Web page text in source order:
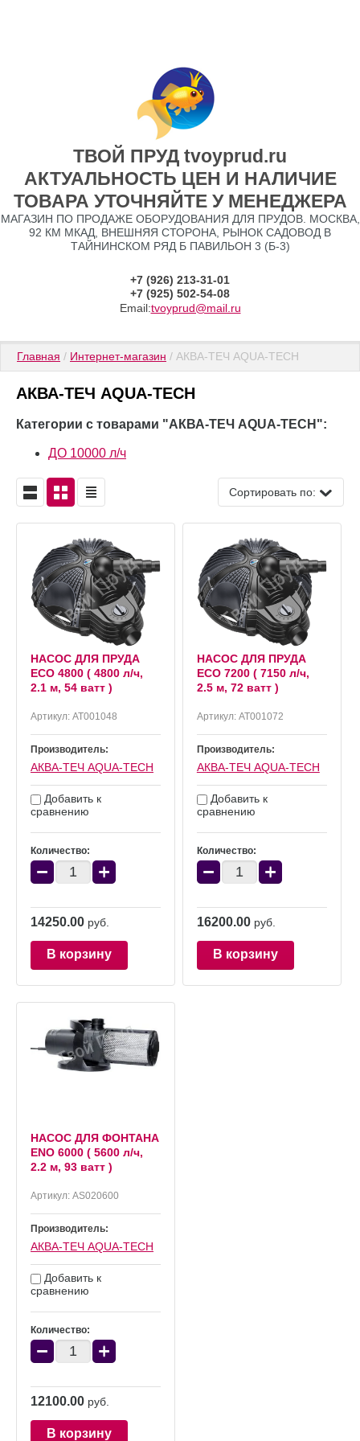
ТВОЙ ПРУД tvoyprud.ru
АКТУАЛЬНОСТЬ ЦЕН И НАЛИЧИЕ
ТОВАРА УТОЧНЯЙТЕ У МЕНЕДЖЕРА
МАГАЗИН ПО ПРОДАЖЕ ОБОРУДОВАНИЯ ДЛЯ ПРУДОВ. МОСКВА,
92 КМ МКАД, ВНЕШНЯЯ СТОРОНА, РЫНОК САДОВОД В
ТАЙНИНСКОМ РЯД Б ПАВИЛЬОН 3 (Б-3)
+7 (926) 213-31-01
+7 (925) 502-54-08
Email:tvoyprud@mail.ru
Главная / Интернет-магазин / АКВА-ТЕЧ AQUA-TECH
АКВА-ТЕЧ AQUA-TECH
Категории с товарами "АКВА-ТЕЧ AQUA-TECH":
ДО 10000 л/ч
Сортировать по:
НАСОС ДЛЯ ПРУДА
ECO 4800 ( 4800 л/ч,
2.1 м, 54 ватт )
Артикул: AT001048
Производитель:
АКВА-ТЕЧ AQUA-TECH
Добавить к
сравнению
Количество:
− +
14250.00 руб.
В корзину
НАСОС ДЛЯ ПРУДА
ECO 7200 ( 7150 л/ч,
2.5 м, 72 ватт )
Артикул:AT001072
Производитель:
АКВА-ТЕЧ AQUA-TECH
Добавить к
сравнению
Количество:
− +
16200.00 руб.
В корзину
НАСОС ДЛЯ ФОНТАНА
ENO 6000 ( 5600 л/ч,
2.2 м, 93 ватт )
Артикул: AS020600
Производитель:
АКВА-ТЕЧ AQUA-TECH
Добавить к
сравнению
Количество:
− +
12100.00 руб.
В корзину